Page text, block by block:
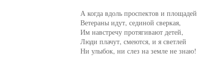
А когда вдоль проспектов и площадей
Ветераны идут, сединой сверкая,
Им навстречу протягивают детей,
Люди плачут, смеются, и я светлей
Ни улыбок, ни слез на земле не знаю!